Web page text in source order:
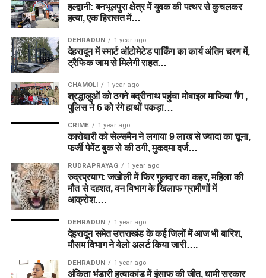
हल्द्वानी: बनभूलपुरा क्षेत्र में युवक की पत्थर से कुचलकर
हत्या, एक हिरासत में…
DEHRADUN 1 year ago
देहरादून में स्मार्ट ऑटोमेटेड पार्किंग का कार्य अंतिम चरण में,
ट्रैफिक जाम से मिलेगी राहत…
CHAMOLI 1 year ago
श्रद्धालुओं को ठगने बद्रीनाथ पहुंचा मोबाइल माफिया गैंग ,
पुलिस ने 6 को रंगे हाथों पकड़ा…
CRIME 1 year ago
कारोबारी को सेल्समैन ने लगाया 9 लाख से ज्यादा का चूना,
फर्जी पेमेंट बुक से की ठगी, मुकदमा दर्ज…
RUDRAPRAYAG 1 year ago
रुद्रप्रयाग: जखोली में फिर गुलदार का कहर, महिला की
मौत से दहशत, वन विभाग के खिलाफ ग्रामीणों में
आक्रोश….
DEHRADUN 1 year ago
देहरादून समेत उत्तराखंड के कई जिलों में आज भी बारिश,
मौसम विभाग ने येलो अलर्ट किया जारी….
DEHRADUN 1 year ago
अंकिता भंडारी हत्याकांड में इंसाफ की जीत, धामी सरकार